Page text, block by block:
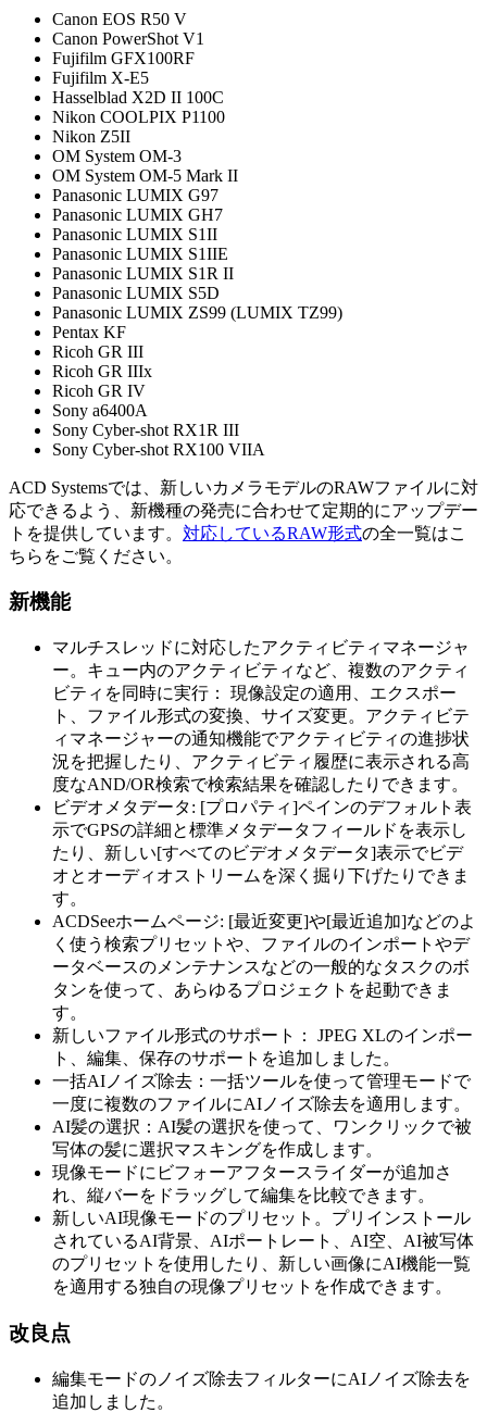
Canon EOS R50 V
Canon PowerShot V1
Fujifilm GFX100RF
Fujifilm X-E5
Hasselblad X2D II 100C
Nikon COOLPIX P1100
Nikon Z5II
OM System OM-3
OM System OM-5 Mark II
Panasonic LUMIX G97
Panasonic LUMIX GH7
Panasonic LUMIX S1II
Panasonic LUMIX S1IIE
Panasonic LUMIX S1R II
Panasonic LUMIX S5D
Panasonic LUMIX ZS99 (LUMIX TZ99)
Pentax KF
Ricoh GR III
Ricoh GR IIIx
Ricoh GR IV
Sony a6400A
Sony Cyber-shot RX1R III
Sony Cyber-shot RX100 VIIA
ACD Systemsでは、新しいカメラモデルのRAWファイルに対
応できるよう、新機種の発売に合わせて定期的にアップデー
トを提供しています。 対応しているRAW形式の全一覧はこ
ちらをご覧ください。
新機能
マルチスレッドに対応したアクティビティマネージャ
ー。キュー内のアクティビティなど、複数のアクティ
ビティを同時に実行： 現像設定の適用、エクスポー
ト、ファイル形式の変換、サイズ変更。アクティビテ
ィマネージャーの通知機能でアクティビティの進捗状
況を把握したり、アクティビティ履歴に表示される高
度なAND/OR検索で検索結果を確認したりできます。
ビデオメタデータ: [プロパティ]ペインのデフォルト表
示でGPSの詳細と標準メタデータフィールドを表示し
たり、新しい[すべてのビデオメタデータ]表示でビデ
オとオーディオストリームを深く掘り下げたりできま
す。
ACDSeeホームページ: [最近変更]や[最近追加]などのよ
く使う検索プリセットや、ファイルのインポートやデ
ータベースのメンテナンスなどの一般的なタスクのボ
タンを使って、あらゆるプロジェクトを起動できま
す。
新しいファイル形式のサポート： JPEG XLのインポー
ト、編集、保存のサポートを追加しました。
一括AIノイズ除去：一括ツールを使って管理モードで
一度に複数のファイルにAIノイズ除去を適用します。
AI髪の選択：AI髪の選択を使って、ワンクリックで被
写体の髪に選択マスキングを作成します。
現像モードにビフォーアフタースライダーが追加さ
れ、縦バーをドラッグして編集を比較できます。
新しいAI現像モードのプリセット。プリインストール
されているAI背景、AIポートレート、AI空、AI被写体
のプリセットを使用したり、新しい画像にAI機能一覧
を適用する独自の現像プリセットを作成できます。
改良点
編集モードのノイズ除去フィルターにAIノイズ除去を
追加しました。